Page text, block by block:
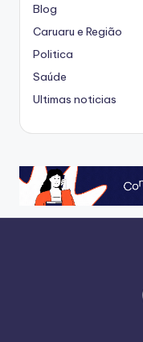
Blog
Caruaru e Região
Politica
Saúde
Ultimas noticias